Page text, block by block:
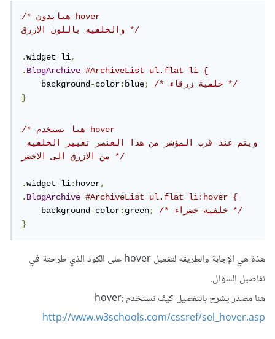
/* هنابدون hover
والخلفيه باللون الازرق */
.widget li,
.BlogArchive
#ArchiveList ul.flat li {
background-color:blue;
/* خلفية زرقاء */
}
/* هنا نستخدم hover
ويتم عند قرب المؤشر من هذا العنصر تغيير الخلفيه
من الازرق الى الاخضر */
.widget li:hover,
.BlogArchive
#ArchiveList ul.flat li:hover {
background-color:green;
/* خلفية خضراء */
}
هذة هي الإجابة والطريقه لتفعيل hover على الكود الذي طرحتة في
تفاصيل السؤال.
هنا مصدر يشرح بالتفصيل كيف نستخدم :hover
http://www.w3schools.com/cssref/sel_hover.asp